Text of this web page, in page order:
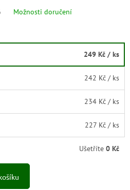
Možnosti doručení
249 Kč / ks
242 Kč / ks
234 Kč / ks
227 Kč / ks
Ušetříte 0 Kč